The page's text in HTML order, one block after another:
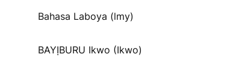
Bahasa Laboya (lmy)
BAYỊBURU Ikwo (Ikwo)